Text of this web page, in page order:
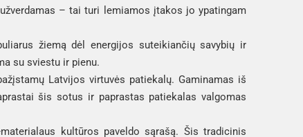
– tai turi lemiamos įtakos jo ypatingam
žiemą dėl energijos suteikiančių savybių ir
su sviestu ir pienu.
Latvijos virtuvės patiekalų. Gaminamas iš
šis sotus ir paprastas patiekalas valgomas
kultūros paveldo sąrašą. Šis tradicinis